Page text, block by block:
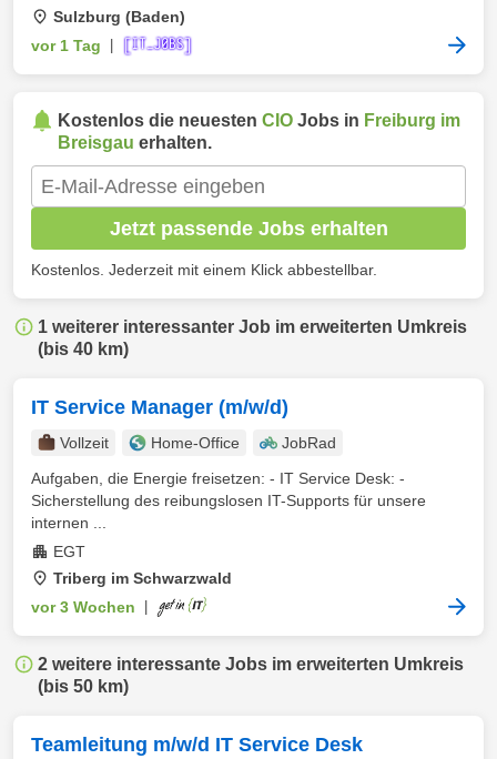
Sulzburg (Baden)
vor 1 Tag
Kostenlos die neuesten CIO Jobs in Freiburg im
Breisgau erhalten.
Jetzt passende Jobs erhalten
Kostenlos. Jederzeit mit einem Klick abbestellbar.
1 weiterer interessanter Job im erweiterten Umkreis
(bis 40 km)
IT Service Manager (m/w/d)
Vollzeit Home-Office
JobRad
Aufgaben, die Energie freisetzen: - IT Service Desk: -
Sicherstellung des reibungslosen IT-Supports für unsere
internen ...
EGT
Triberg im Schwarzwald
vor 3 Wochen
2 weitere interessante Jobs im erweiterten Umkreis
(bis 50 km)
Teamleitung m/w/d IT Service Desk